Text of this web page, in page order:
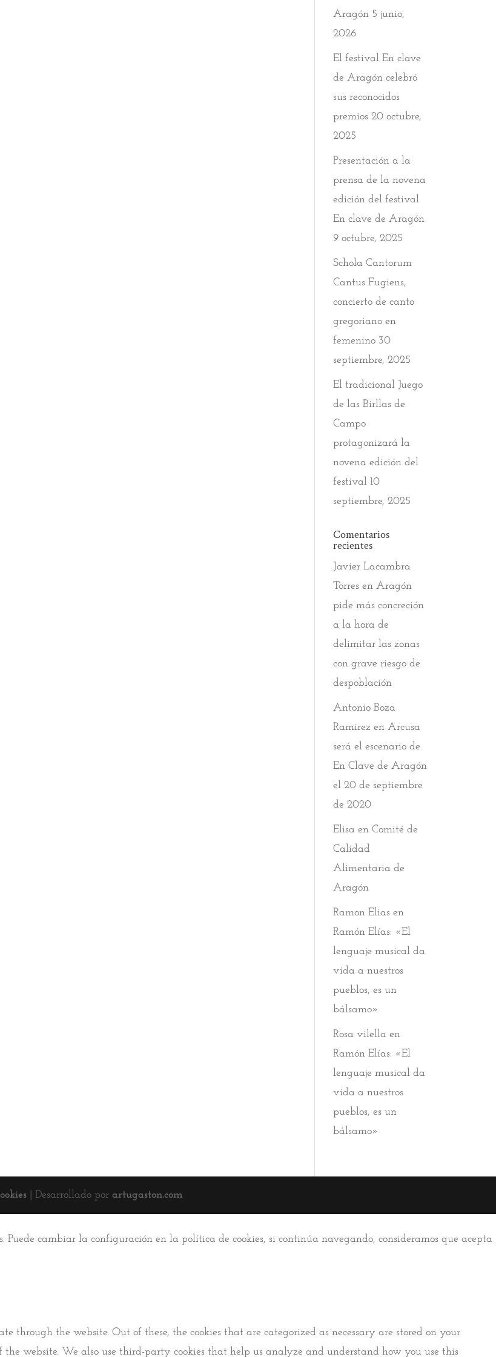
Aragón 5 junio,
2026
El festival En clave
de Aragón celebró
sus reconocidos
premios 20 octubre,
2025
Presentación a la
prensa de la novena
edición del festival
En clave de Aragón
9 octubre, 2025
Schola Cantorum
Cantus Fugiens,
concierto de canto
gregoriano en
femenino 30
septiembre, 2025
El tradicional Juego
de las Birllas de
Campo
protagonizará la
novena edición del
festival 10
septiembre, 2025
Comentarios
recientes
Javier Lacambra
Torres enAragón
pide más concreción
a la hora de
delimitar las zonas
con grave riesgo de
despoblación
Antonio Boza
Ramirez enArcusa
será el escenario de
En Clave de Aragón
el 20 de septiembre
de 2020
Elisa enComité de
Calidad
Alimentaria de
Aragón
Ramon Elias en
Ramón Elías: «El
lenguaje musical da
vida a nuestros
pueblos, es un
bálsamo»
Rosa vilella en
Ramón Elías: «El
lenguaje musical da
vida a nuestros
pueblos, es un
bálsamo»
| Desarrollado por artugaston.com
Puede cambiar la configuración en la política de cookies, si continúa navegando, consideramos que acepta
through the website. Out of these, the cookies that are categorized as necessary are stored on your
website. We also use third-party cookies that help us analyze and understand how you use this